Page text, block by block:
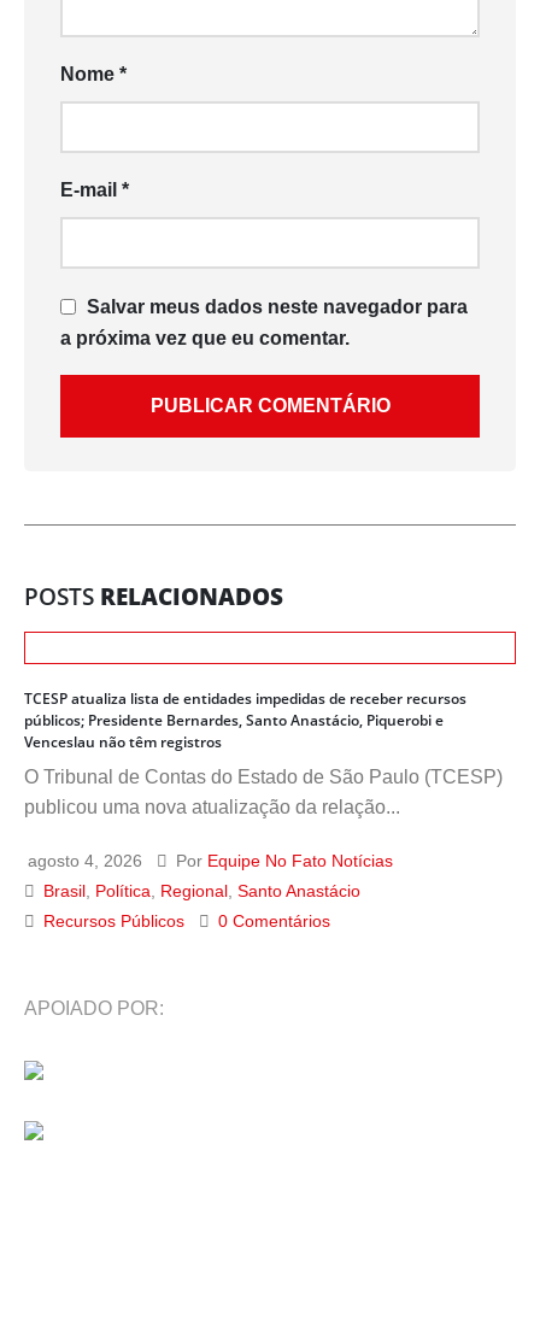
Nome *
E-mail *
Salvar meus dados neste navegador para
a próxima vez que eu comentar.
POSTS RELACIONADOS
TCESP atualiza lista de entidades impedidas de receber recursos
públicos; Presidente Bernardes, Santo Anastácio, Piquerobi e
Venceslau não têm registros
O Tribunal de Contas do Estado de São Paulo (TCESP)
publicou uma nova atualização da relação...
agosto 4, 2026 Por Equipe No Fato Notícias
Brasil Política Regional Santo Anastácio
Recursos Públicos
0 Comentários
APOIADO POR: